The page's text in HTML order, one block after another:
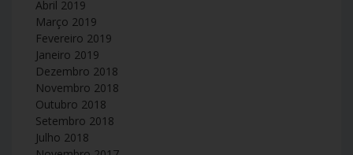
Abril 2019
Março 2019
Fevereiro 2019
Janeiro 2019
Dezembro 2018
Novembro 2018
Outubro 2018
Setembro 2018
Julho 2018